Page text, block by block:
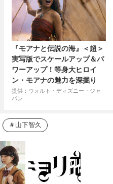
『モアナと伝説の海』＜超＞
実写版でスケールアップ＆パ
ワーアップ！等身大ヒロイ
ン・モアナの魅力を深掘り
提供：ウォルト・ディズニー・ジャ
パン
山下智久